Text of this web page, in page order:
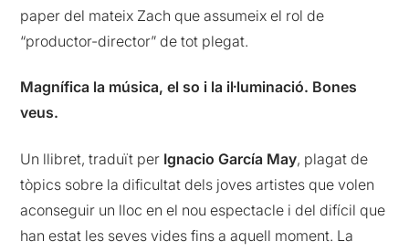
paper del mateix Zach que assumeix el rol de
“productor-director” de tot plegat.
Magnífica la música, el so i la il·luminació. Bones
veus.
Un llibret, traduït per Ignacio García May, plagat de
tòpics sobre la dificultat dels joves artistes que volen
aconseguir un lloc en el nou espectacle i del difícil que
han estat les seves vides fins a aquell moment. La